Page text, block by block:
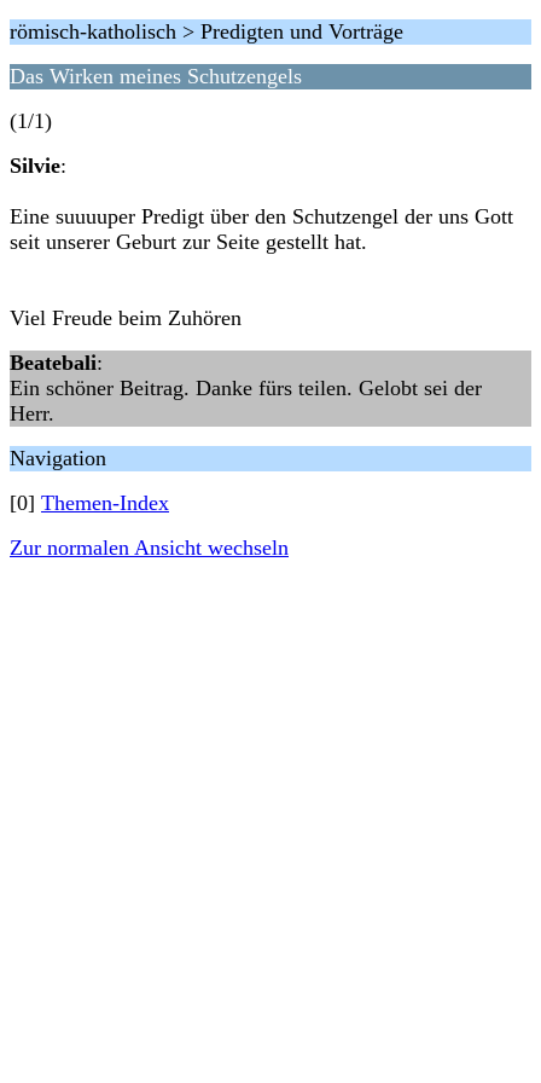
römisch-katholisch > Predigten und Vorträge
Das Wirken meines Schutzengels
(1/1)
Silvie:
Eine suuuuper Predigt über den Schutzengel der uns Gott
seit unserer Geburt zur Seite gestellt hat.
Viel Freude beim Zuhören
Beatebali:
Ein schöner Beitrag. Danke fürs teilen. Gelobt sei der
Herr.
Navigation
[0] Themen-Index
Zur normalen Ansicht wechseln